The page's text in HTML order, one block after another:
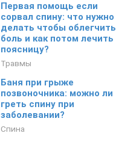
Первая помощь если
сорвал спину: что нужно
делать чтобы облегчить
боль и как потом лечить
поясницу?
Травмы
Баня при грыже
позвоночника: можно ли
греть спину при
заболевании?
Спина